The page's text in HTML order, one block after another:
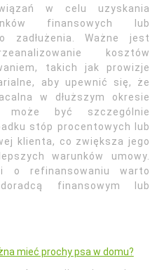
w celu uzyskania
finansowych lub
zadłużenia. Ważne jest
kosztów
takich jak prowizje
aby upewnić się, że
w dłuższym okresie
może być szczególnie
stóp procentowych lub
klienta, co zwiększa jego
warunków umowy.
o refinansowaniu warto
finansowym lub
mieć prochy psa w domu?